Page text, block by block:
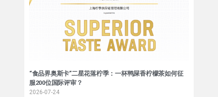
“食品界奥斯卡”二星花落柠季：一杯鸭屎香柠檬茶如何征
服200位国际评审？
2026-07-24